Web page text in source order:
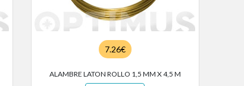
7.26€
ALAMBRE LATON ROLLO 1,5 MM X 4,5 M